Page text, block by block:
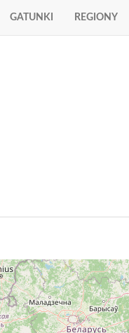
GATUNKI REGIONY